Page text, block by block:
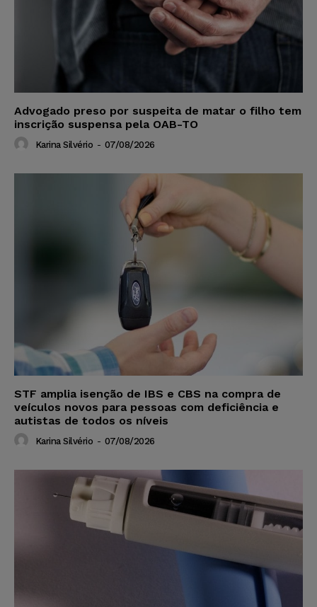
Advogado preso por suspeita de matar o filho tem
inscrição suspensa pela OAB-TO
Karina Silvério - 07/08/2026
STF amplia isenção de IBS e CBS na compra de
veículos novos para pessoas com deficiência e
autistas de todos os níveis
Karina Silvério - 07/08/2026